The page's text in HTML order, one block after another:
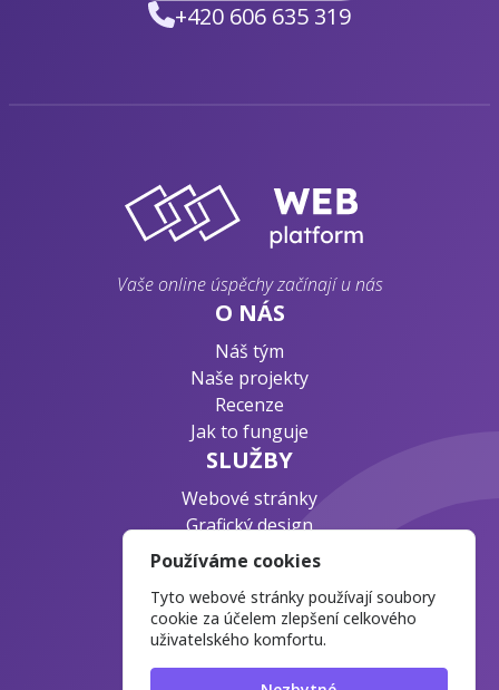
+420 606 635 319
Vaše online úspěchy začínají u nás
O NÁS
Náš tým
Naše projekty
Recenze
Jak to funguje
SLUŽBY
Webové stránky
Grafický design
Byznys konzultace
Ochrana osobních údajů
Časté otázky
Blog o webdesignu
Používáme cookies
Tyto webové stránky používají soubory
cookie za účelem zlepšení celkového
uživatelského komfortu.